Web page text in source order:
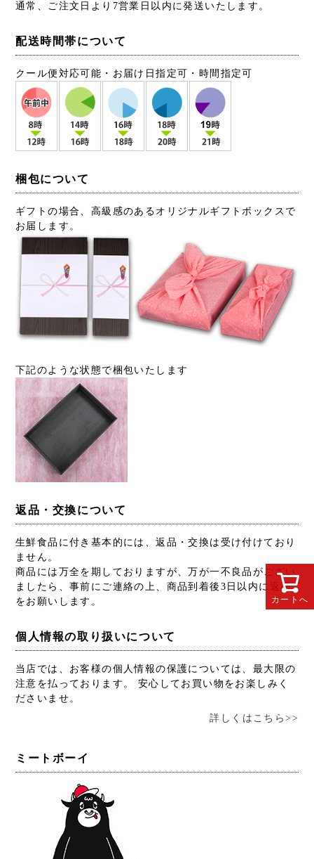
カートへ
通常、ご注文日より7営業日以内に発送いたします。
配送時間帯について
クール便対応可能・お届け日指定可・時間指定可
梱包について
ギフトの場合、高級感のあるオリジナルギフトボックスで
お届します。
下記のような状態で梱包いたします
返品・交換について
生鮮食品に付き基本的には、返品・交換は受け付けており
ません。
商品には万全を期しておりますが、万が一不良品がござい
ましたら、事前にご連絡の上、商品到着後3日以内に返品
をお願いします。
個人情報の取り扱いについて
当店では、お客様の個人情報の保護については、最大限の
注意を払っております。 安心してお買い物をお楽しみく
ださいませ。
詳しくはこちら>>
ミートボーイ